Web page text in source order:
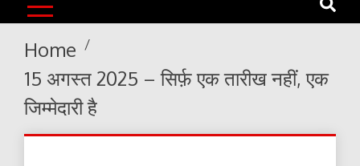
Home
15 अगस्त 2025 – सिर्फ़ एक तारीख नहीं, एक
जिम्मेदारी है